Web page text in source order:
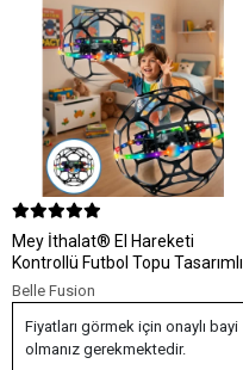
Mey İthalat® El Hareketi
Kontrollü Futbol Topu Tasarımlı
Drone LED Işıklı
Belle Fusion
Fiyatları görmek için onaylı bayi
olmanız gerekmektedir.